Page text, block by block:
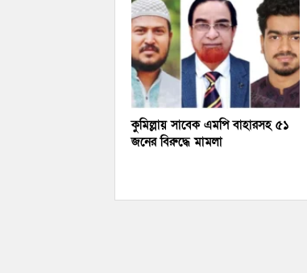
কুমিল্লায় সাবেক এমপি বাহারসহ ৫১
জনের বিরুদ্ধে মামলা